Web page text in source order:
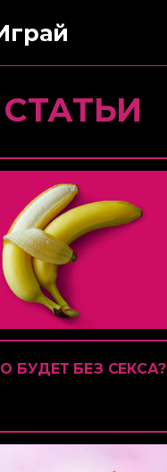
СТАТЬИ
БУДЕТ БЕЗ СЕКСА?